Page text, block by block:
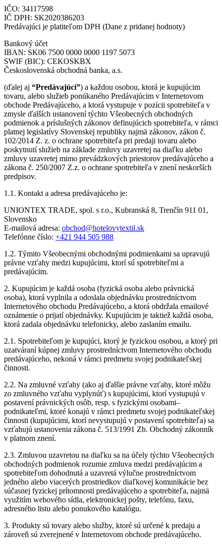
IČO: 34117598
IČ DPH: SK2020386203
Predávajúci je platiteľom DPH (Dane z pridanej hodnoty)
Bankový účet
IBAN: SK06 7500 0000 0000 1197 5073
SWIF (BIC): CEKOSKBX
Československá obchodná banka, a.s.
(ďalej aj “Predávajúci”) a každou osobou, ktorá je kupujúcim
tovaru, alebo služieb ponúkaného Predávajúcim v Internetovom
obchode Predávajúceho, a ktorá vystupuje v pozícii spotrebiteľa v
zmysle ďalších ustanovení týchto Všeobecných obchodných
podmienok a príslušných zákonov definujúcich spotrebiteľa, v rámci
platnej legislatívy Slovenskej republiky najmä zákonov, zákon č.
102/2014 Z. z. o ochrane spotrebiteľa pri predaji tovaru alebo
poskytnutí služieb na základe zmluvy uzavretej na diaľku alebo
zmluvy uzavretej mimo prevádzkových priestorov predávajúceho a
zákona č. 250/2007 Z.z. o ochrane spotrebiteľa v znení neskorších
predpisov.
1.1. Kontakt a adresa predávajúceho je:
UNIONTEX TRADE, spol. s r.o., Kubranská 8, Trenčín 911 01,
Slovensko
E-mailová adresa: obchod@hotelovytextil.sk
Telefónne číslo: +421 944 505 988
1.2. Týmito Všeobecnými obchodnými podmienkami sa upravujú
právne vzťahy medzi kupujúcimi, ktorí sú spotrebiteľmi a
predávajúcim.
2. Kupujúcim je každá osoba (fyzická osoba alebo právnická
osoba), ktorá vyplnila a odoslala objednávku prostredníctvom
Internetového obchodu Predávajúceho, a ktorá obdržala emailové
oznámenie o prijatí objednávky. Kupujúcim je taktiež každá osoba,
ktorá zadala objednávku telefonicky, alebo zaslaním emailu.
2.1. Spotrebiteľom je kupujúci, ktorý je fyzickou osobou, a ktorý pri
uzatváraní kúpnej zmluvy prostredníctvom Internetového obchodu
predávajúceho, nekoná v rámci predmetu svojej podnikateľskej
činnosti.
2.2. Na zmluvné vzťahy (ako aj ďalšie právne vzťahy, ktoré môžu
zo zmluvného vzťahu vyplynúť) s kupujúcimi, ktorí vystupujú v
postavení právnických osôb, resp. s fyzickými osobami–
podnikateľmi, ktoré konajú v rámci predmetu svojej podnikateľskej
činnosti (kupujúcimi, ktorí nevystupujú v postavení spotrebiteľa) sa
vzťahujú ustanovenia zákona č. 513/1991 Zb. Obchodný zákonník
v platnom znení.
2.3. Zmluvou uzavretou na diaľku sa na účely týchto Všeobecných
obchodných podmienok rozumie zmluva medzi predávajúcim a
spotrebiteľom dohodnutá a uzavretá výlučne prostredníctvom
jedného alebo viacerých prostriedkov diaľkovej komunikácie bez
súčasnej fyzickej prítomnosti predávajúceho a spotrebiteľa, najmä
využitím webového sídla, elektronickej pošty, telefónu, faxu,
adresného listu alebo ponukového katalógu.
3. Produkty sú tovary alebo služby, ktoré sú určené k predaju a
zároveň sú zverejnené v Internetovom obchode predávajúceho.